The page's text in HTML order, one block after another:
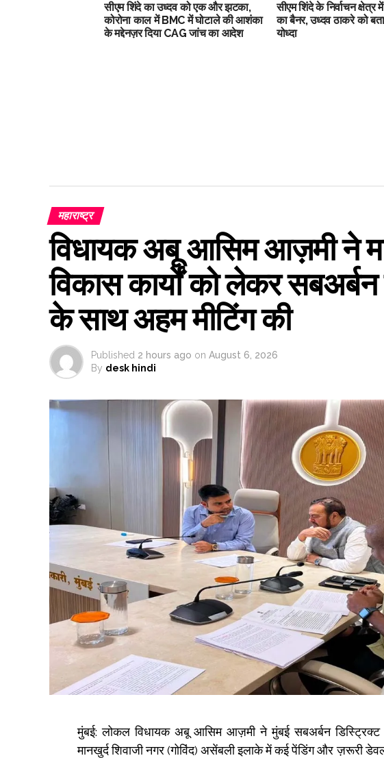
सीएम शिंदे का उध्दव को एक और झटका,
कोरोना काल में BMC में घोटाले की आशंका
के मद्देनज़र दिया CAG जांच का आदेश
सीएम शिंदे के निर्वाचन क्षेत्र
का बैनर, उध्दव ठाकरे को
योध्दा
महाराष्ट्र
विधायक अबू आसिम आज़मी ने
विकास कार्यों को लेकर
के साथ अहम मीटिंग की
Published 2 hours ago on August 6, 2026
By desk hindi
मुंबई: लोकल विधायक अबू आसिम आज़मी ने मुंबई सबअर्बन
मानखुर्द शिवाजी नगर (गोविंद) असेंबली इलाके में कई पेंडिंग और ज़रूरी